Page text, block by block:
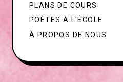
PLANS DE COURS
POÈTES À L'ÉCOLE
À PROPOS DE NOUS